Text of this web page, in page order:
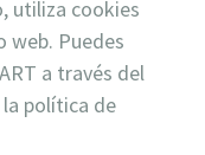
utiliza cookies
web. Puedes
a través del
política de